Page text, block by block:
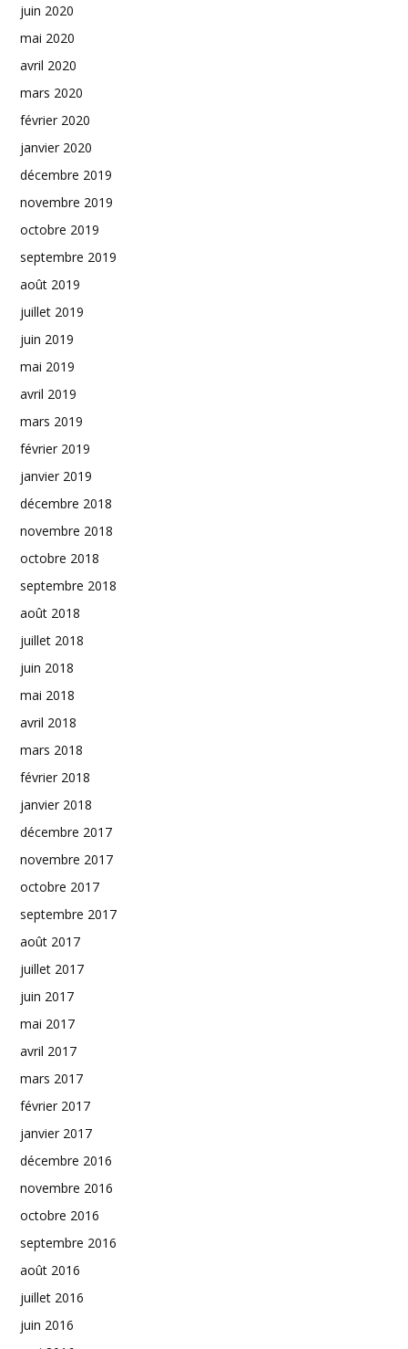
juin 2020
mai 2020
avril 2020
mars 2020
février 2020
janvier 2020
décembre 2019
novembre 2019
octobre 2019
septembre 2019
août 2019
juillet 2019
juin 2019
mai 2019
avril 2019
mars 2019
février 2019
janvier 2019
décembre 2018
novembre 2018
octobre 2018
septembre 2018
août 2018
juillet 2018
juin 2018
mai 2018
avril 2018
mars 2018
février 2018
janvier 2018
décembre 2017
novembre 2017
octobre 2017
septembre 2017
août 2017
juillet 2017
juin 2017
mai 2017
avril 2017
mars 2017
février 2017
janvier 2017
décembre 2016
novembre 2016
octobre 2016
septembre 2016
août 2016
juillet 2016
juin 2016